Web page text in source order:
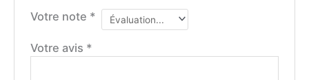
Votre note *
Votre avis *